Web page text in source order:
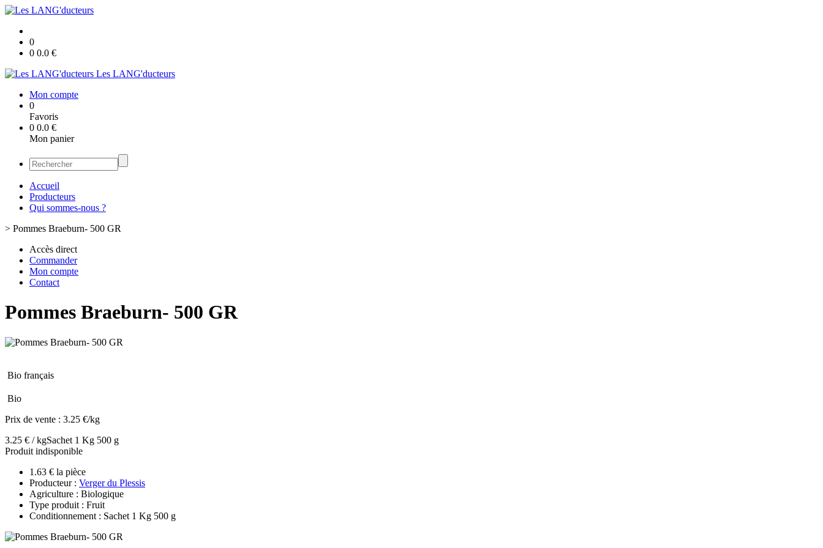
0
0 0.0 €
Les LANG'ducteurs
Mon compte
0
Favoris
0 0.0 €
Mon panier
Accueil
Producteurs
Qui sommes-nous ?
> Pommes Braeburn- 500 GR
Accès direct
Commander
Mon compte
Contact
Pommes Braeburn- 500 GR
Bio français
Bio
Prix de vente : 3.25 €/kg
3.25 € / kgSachet 1 Kg 500 g
Produit indisponible
1.63 € la pièce
Producteur : Verger du Plessis
Agriculture : Biologique
Type produit : Fruit
Conditionnement : Sachet 1 Kg 500 g